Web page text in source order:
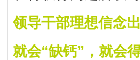
领导干部理想信念
就会“缺钙”，就会